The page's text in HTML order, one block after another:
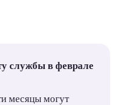
службы в феврале
месяцы могут